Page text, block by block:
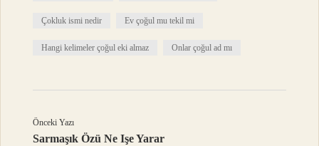
Çokluk ismi nedir Ev çoğul mu tekil mi
Hangi kelimeler çoğul eki almaz Onlar çoğul ad mı
Önceki Yazı
Sarmaşık Özü Ne Işe Yarar